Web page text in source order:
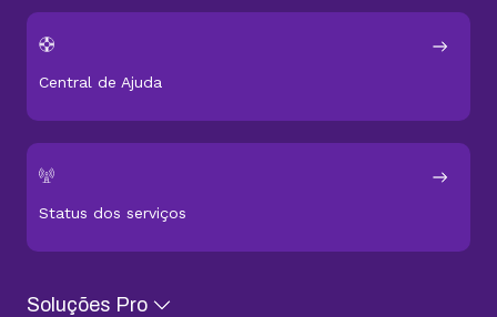
Central de Ajuda
Status dos serviços
Soluções Pro